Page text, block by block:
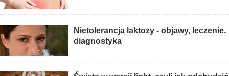
Nietolerancja laktozy - objawy, leczenie,
diagnostyka